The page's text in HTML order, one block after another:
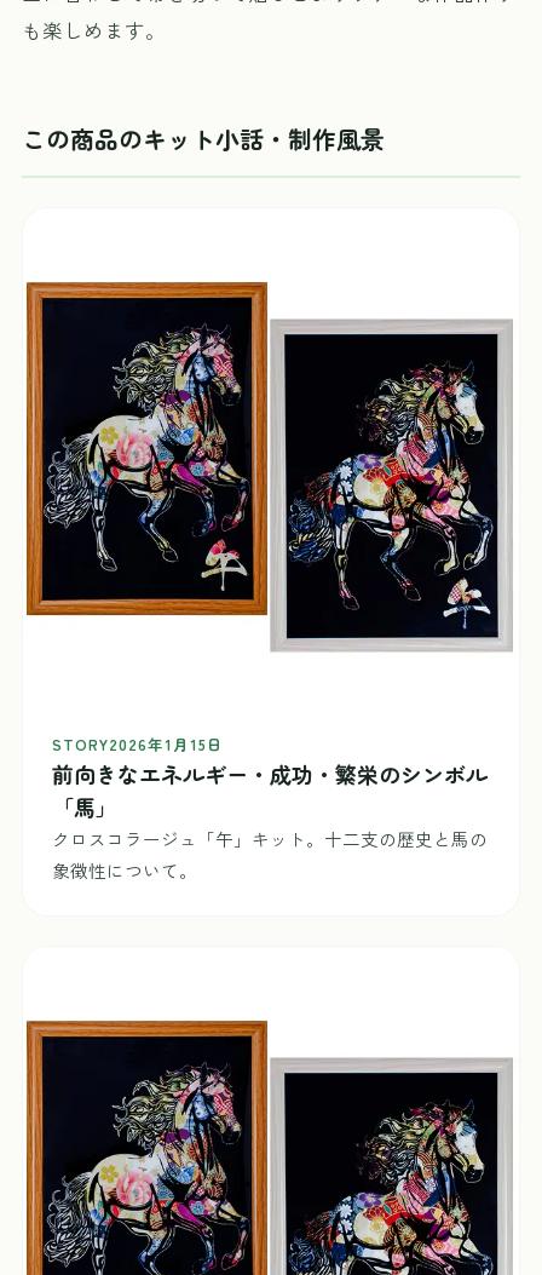
も楽しめます。
この商品のキット小話・制作風景
STORY2026年1月15日
前向きなエネルギー・成功・繁栄のシンボル
「馬」
クロスコラージュ「午」キット。十二支の歴史と馬の
象徴性について。